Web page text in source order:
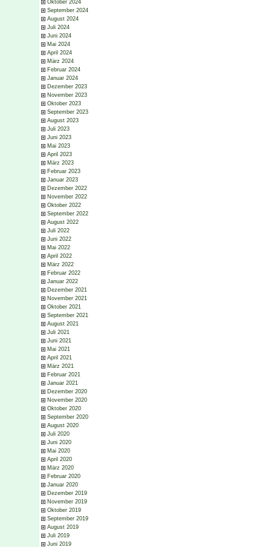
Oktober 2024
September 2024
August 2024
Juli 2024
Juni 2024
Mai 2024
April 2024
März 2024
Februar 2024
Januar 2024
Dezember 2023
November 2023
Oktober 2023
September 2023
August 2023
Juli 2023
Juni 2023
Mai 2023
April 2023
März 2023
Februar 2023
Januar 2023
Dezember 2022
November 2022
Oktober 2022
September 2022
August 2022
Juli 2022
Juni 2022
Mai 2022
April 2022
März 2022
Februar 2022
Januar 2022
Dezember 2021
November 2021
Oktober 2021
September 2021
August 2021
Juli 2021
Juni 2021
Mai 2021
April 2021
März 2021
Februar 2021
Januar 2021
Dezember 2020
November 2020
Oktober 2020
September 2020
August 2020
Juli 2020
Juni 2020
Mai 2020
April 2020
März 2020
Februar 2020
Januar 2020
Dezember 2019
November 2019
Oktober 2019
September 2019
August 2019
Juli 2019
Juni 2019